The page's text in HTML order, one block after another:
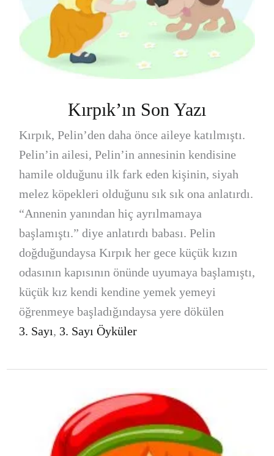
Kırpık’ın Son Yazı
Kırpık, Pelin’den daha önce aileye katılmıştı.
Pelin’in ailesi, Pelin’in annesinin kendisine
hamile olduğunu ilk fark eden kişinin, siyah
melez köpekleri olduğunu sık sık ona anlatırdı.
“Annenin yanından hiç ayrılmamaya
başlamıştı.” diye anlatırdı babası. Pelin
doğduğundaysa Kırpık her gece küçük kızın
odasının kapısının önünde uyumaya başlamıştı,
küçük kız kendi kendine yemek yemeyi
öğrenmeye başladığındaysa yere dökülen
3. Sayı, 3. Sayı Öyküler